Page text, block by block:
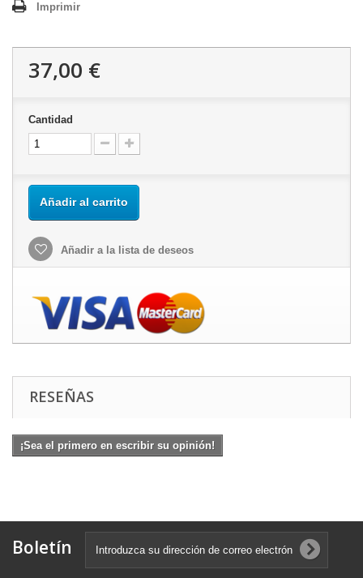
Imprimir
37,00 €
Cantidad
Añadir al carrito
Añadir a la lista de deseos
RESEÑAS
¡Sea el primero en escribir su opinión!
Boletín